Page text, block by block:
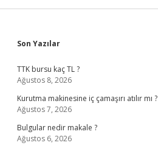
Sidebar
Son Yazılar
TTK bursu kaç TL ?
Ağustos 8, 2026
Kurutma makinesine iç çamaşırı atılır mı ?
Ağustos 7, 2026
Bulgular nedir makale ?
Ağustos 6, 2026